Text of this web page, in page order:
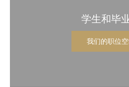
学生和毕
我们的职位